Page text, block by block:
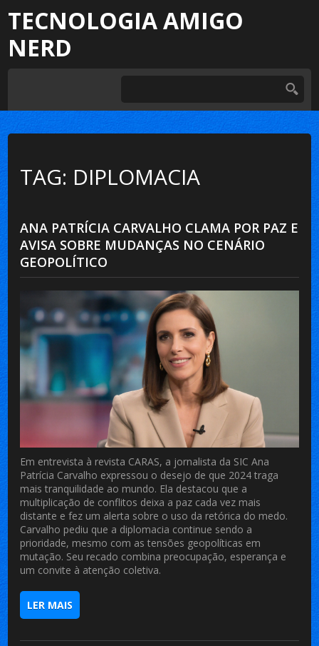
TECNOLOGIA AMIGO
NERD
TAG: DIPLOMACIA
ANA PATRÍCIA CARVALHO CLAMA POR PAZ E
AVISA SOBRE MUDANÇAS NO CENÁRIO
GEOPOLÍTICO
Em entrevista à revista CARAS, a jornalista da SIC Ana
Patrícia Carvalho expressou o desejo de que 2024 traga
mais tranquilidade ao mundo. Ela destacou que a
multiplicação de conflitos deixa a paz cada vez mais
distante e fez um alerta sobre o uso da retórica do medo.
Carvalho pediu que a diplomacia continue sendo a
prioridade, mesmo com as tensões geopolíticas em
mutação. Seu recado combina preocupação, esperança e
um convite à atenção coletiva.
LER MAIS